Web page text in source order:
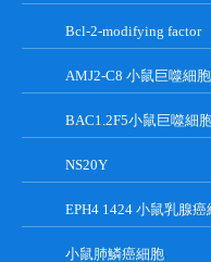
Bcl-2-modifying factor
AMJ2-C8 小鼠巨噬細
BAC1.2F5小鼠巨噬細
NS20Y
小鼠肺鱗癌細胞